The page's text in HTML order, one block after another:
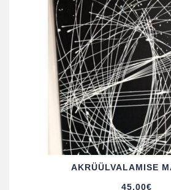
AKRÜÜL­VALAMISE
45.00€